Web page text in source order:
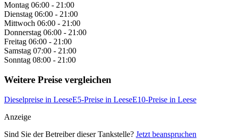
Montag 06:00 - 21:00
Dienstag 06:00 - 21:00
Mittwoch 06:00 - 21:00
Donnerstag 06:00 - 21:00
Freitag 06:00 - 21:00
Samstag 07:00 - 21:00
Sonntag 08:00 - 21:00
Weitere Preise vergleichen
Dieselpreise in LeeseE5-Preise in LeeseE10-Preise in Leese
Anzeige
Sind Sie der Betreiber dieser Tankstelle? Jetzt beanspruchen